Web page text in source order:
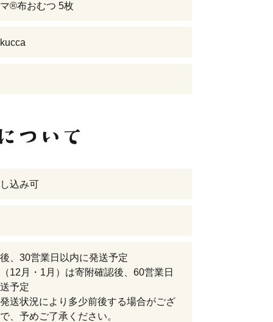
マ®布おむつ 5枚
込み可
、30営業日以内に発送予定
12月・1月）は寄附確認後、60営業日
予定
送状況により多少前後する場合がござ
、予めご了承ください。